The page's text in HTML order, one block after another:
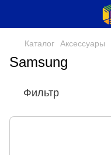
Каталог Аксессуары
Samsung
Фильтр